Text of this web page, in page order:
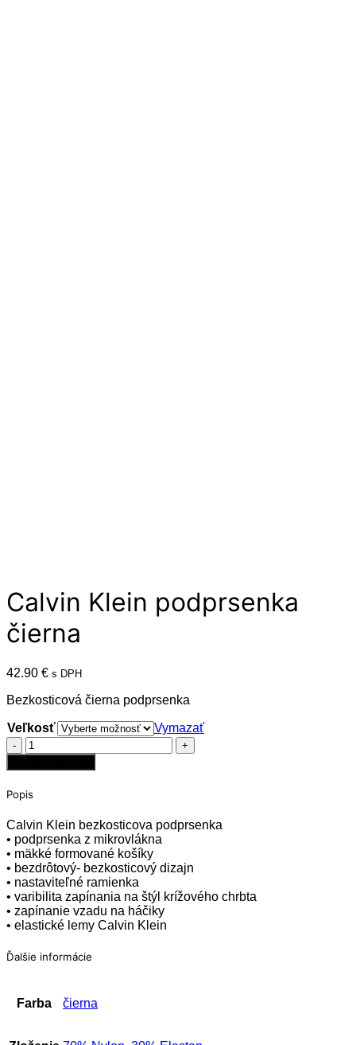
Calvin Klein podprsenka
čierna
42.90 € s DPH
Bezkosticová čierna podprsenka
Veľkosť
Vymazať
množstvo
Calvin
Klein
čierna
Popis
Calvin Klein bezkosticova podprsenka
• podprsenka z mikrovlákna
• mäkké formované košíky
• bezdrôtový- bezkosticový dizajn
• nastaviteľné ramienka
• varibilita zapínania na štýl krížového chrbta
• zapínanie vzadu na háčiky
• elastické lemy Calvin Klein
Ďalšie informácie
Farba čierna